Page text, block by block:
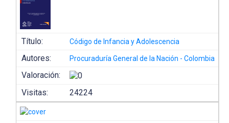
Título: Código de Infancia y Adolescencia
Autores: Procuraduría General de la Nación - Colombia
Valoración:
Visitas:
24224